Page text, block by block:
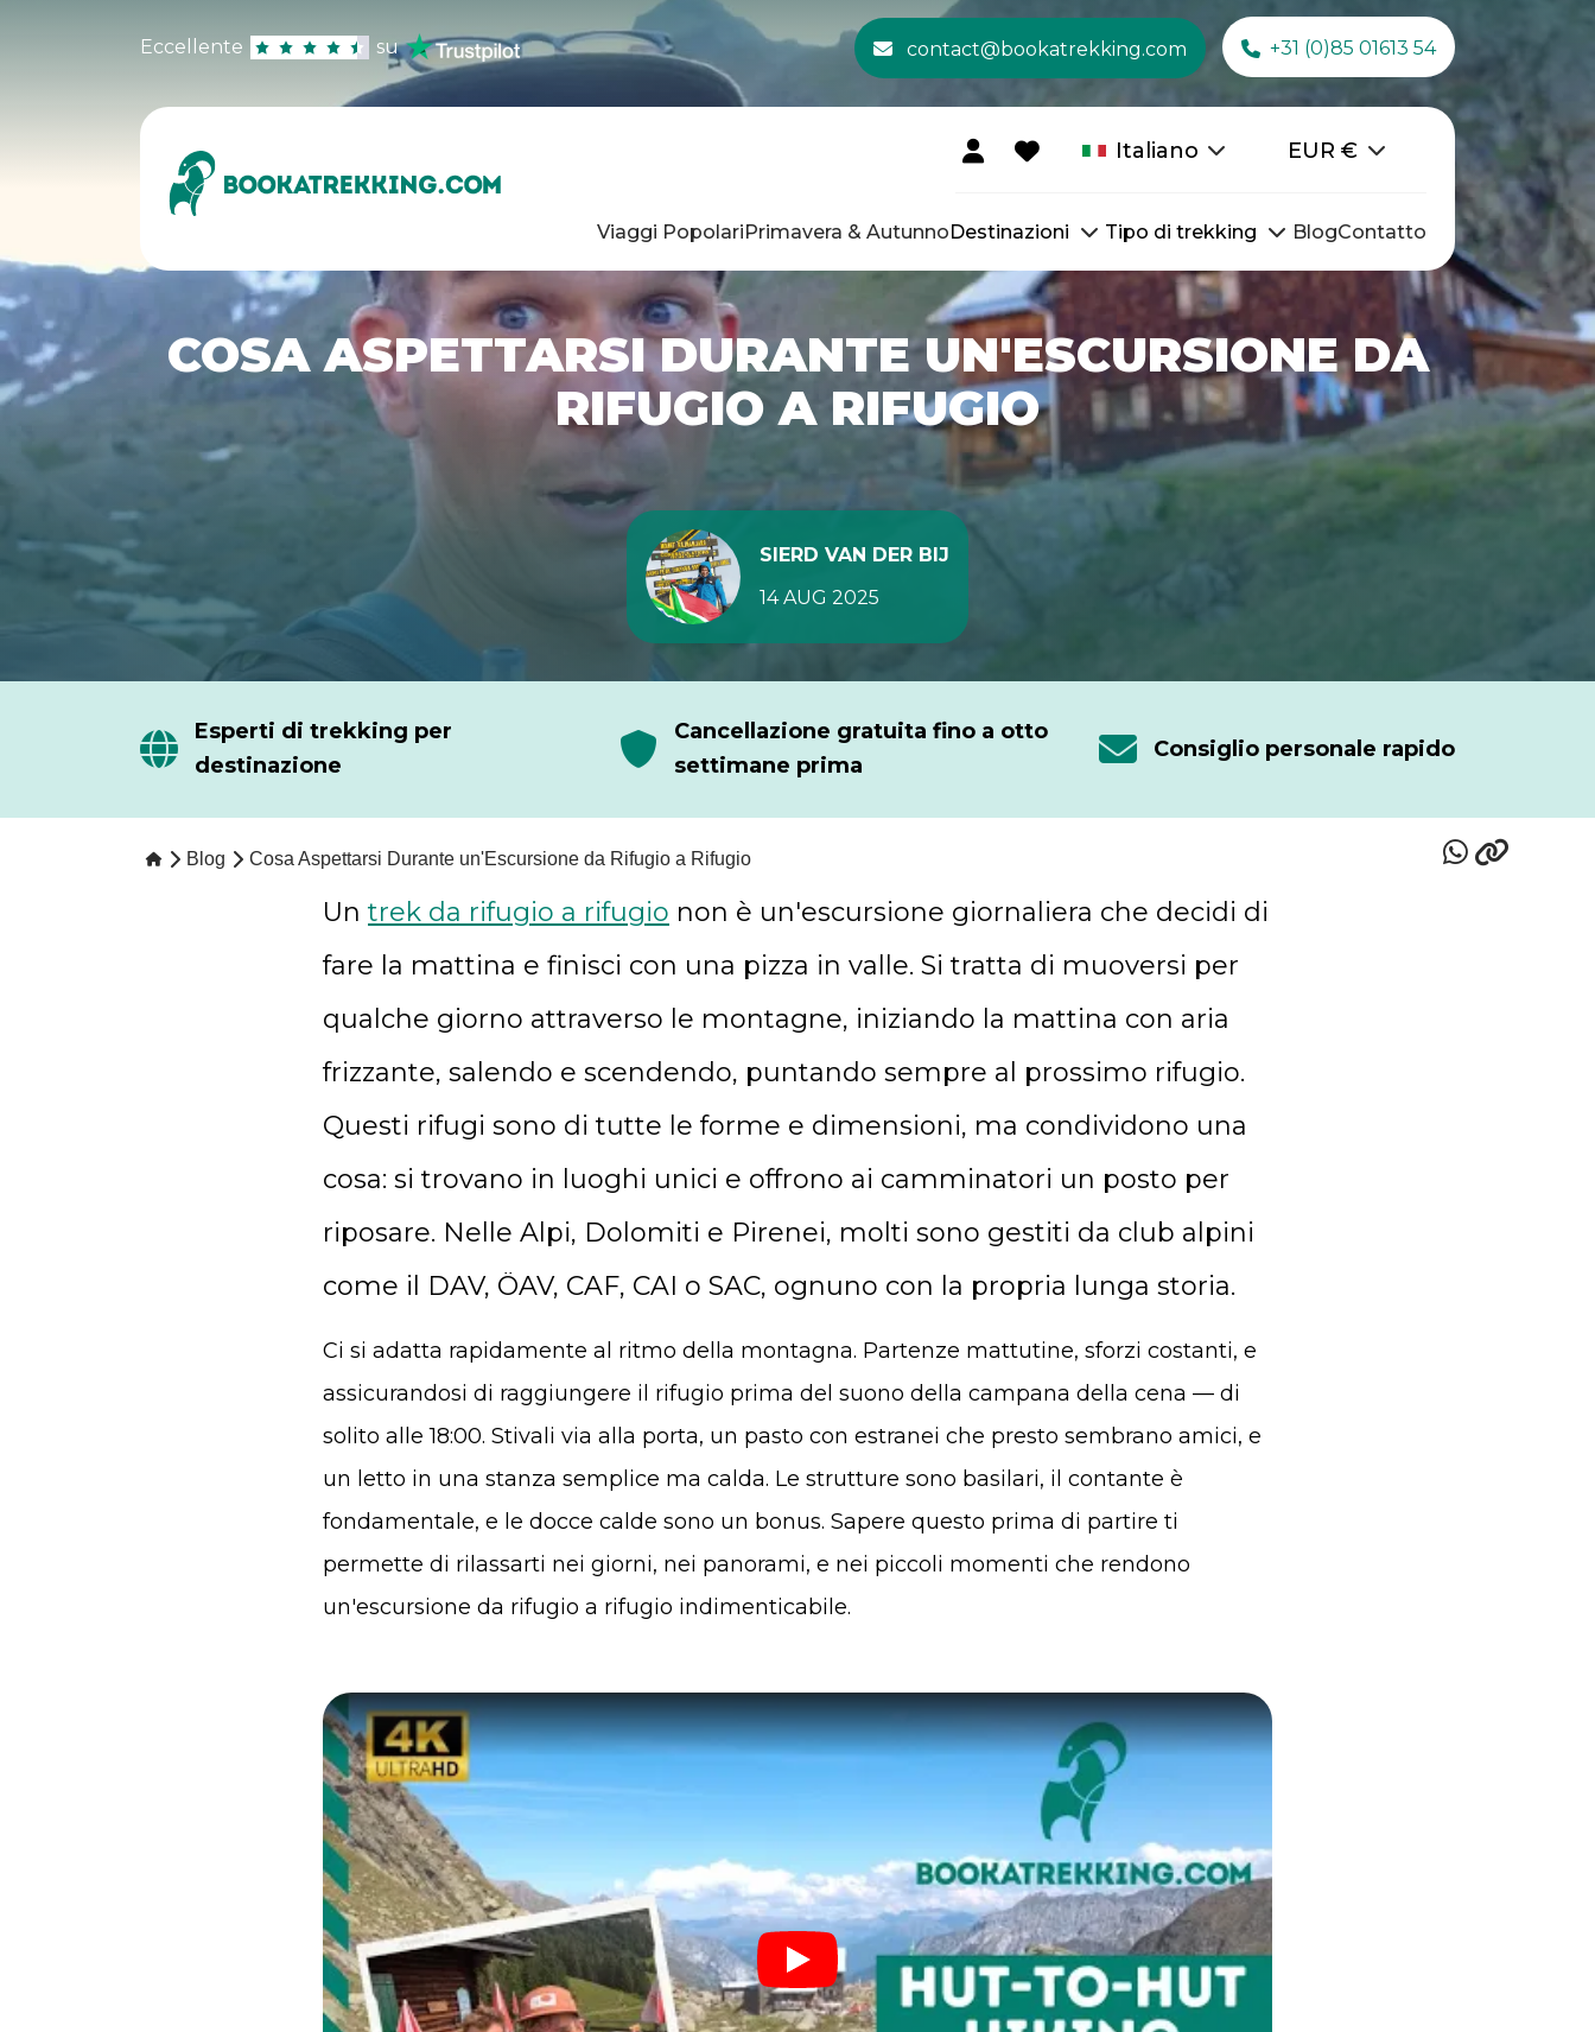
Eccellente su contact@bookatrekking.com +31 (0)85 01613 54
Italiano EUR €
Viaggi PopolariPrimavera & AutunnoDestinazioni Tipo di trekking BlogContatto
COSA ASPETTARSI DURANTE UN'ESCURSIONE DA
RIFUGIO A RIFUGIO
SIERD VAN DER BIJ
14 AUG 2025
Esperti di trekking per
destinazione
Cancellazione gratuita fino a otto
settimane prima
Consiglio personale rapido
Blog Cosa Aspettarsi Durante un'Escursione da Rifugio a Rifugio
Un trek da rifugio a rifugio non è un'escursione giornaliera che decidi di
fare la mattina e finisci con una pizza in valle. Si tratta di muoversi per
qualche giorno attraverso le montagne, iniziando la mattina con aria
frizzante, salendo e scendendo, puntando sempre al prossimo rifugio.
Questi rifugi sono di tutte le forme e dimensioni, ma condividono una
cosa: si trovano in luoghi unici e offrono ai camminatori un posto per
riposare. Nelle Alpi, Dolomiti e Pirenei, molti sono gestiti da club alpini
come il DAV, ÖAV, CAF, CAI o SAC, ognuno con la propria lunga storia.
Ci si adatta rapidamente al ritmo della montagna. Partenze mattutine, sforzi costanti, e
assicurandosi di raggiungere il rifugio prima del suono della campana della cena — di
solito alle 18:00. Stivali via alla porta, un pasto con estranei che presto sembrano amici, e
un letto in una stanza semplice ma calda. Le strutture sono basilari, il contante è
fondamentale, e le docce calde sono un bonus. Sapere questo prima di partire ti
permette di rilassarti nei giorni, nei panorami, e nei piccoli momenti che rendono
un'escursione da rifugio a rifugio indimenticabile.